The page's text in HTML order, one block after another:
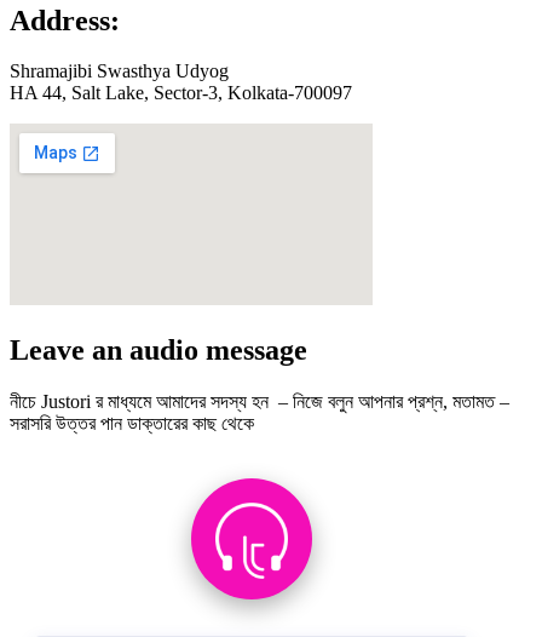
Address:
Shramajibi Swasthya Udyog
HA 44, Salt Lake, Sector-3, Kolkata-700097
Leave an audio message
নীচে Justori র মাধ্যমে আমাদের সদস্য হন – নিজে বলুন আপনার প্রশ্ন, মতামত –
সরাসরি উত্তর পান ডাক্তারের কাছ থেকে